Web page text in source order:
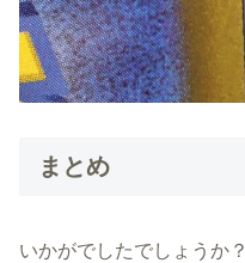
まとめ
いかがでしたでしょうか？